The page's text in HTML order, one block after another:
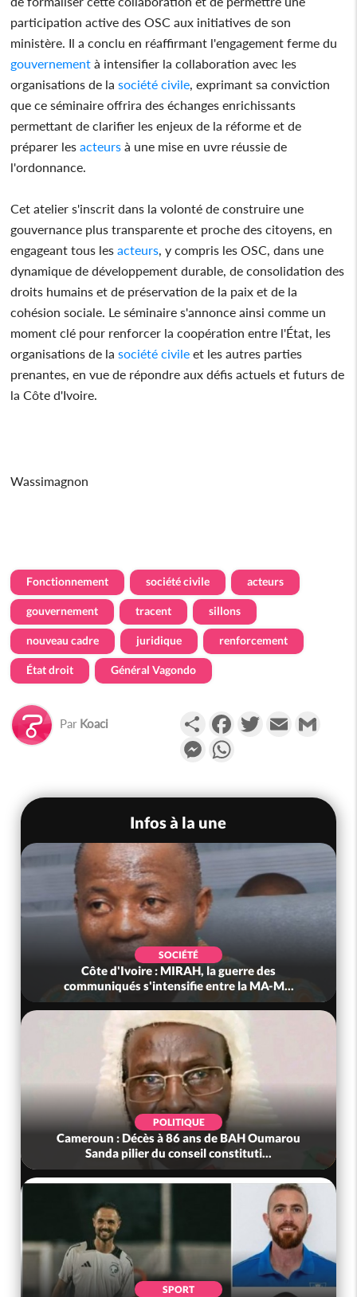
participation active des OSC aux initiatives de son
ministère. Il a conclu en réaffirmant l'engagement ferme du
gouvernement à intensifier la collaboration avec les
organisations de la société civile , exprimant sa conviction
que ce séminaire offrira des échanges enrichissants
permettant de clarifier les enjeux de la réforme et de
préparer les acteurs à une mise en uvre réussie de
l'ordonnance.
Cet atelier s'inscrit dans la volonté de construire une
gouvernance plus transparente et proche des citoyens, en
engageant tous les acteurs , y compris les OSC, dans une
dynamique de développement durable, de consolidation des
droits humains et de préservation de la paix et de la
cohésion sociale. Le séminaire s'annonce ainsi comme un
moment clé pour renforcer la coopération entre l'État, les
organisations de la société civile et les autres parties
prenantes, en vue de répondre aux défis actuels et futurs de
la Côte d'Ivoire.
Wassimagnon
Fonctionnement société civile acteurs
gouvernement tracent sillons
nouveau cadre juridique renforcement
État droit Général Vagondo
Par Koaci PartagerFacebookTwitterEmail
Messenger
Infos à la une
SOCIÉTÉ
Côte d'Ivoire : MIRAH, la guerre des
communiqués s'intensifie entre la MA-M...
POLITIQUE
Cameroun : Décès à 86 ans de BAH Oumarou
Sanda pilier du conseil constituti...
SPORT